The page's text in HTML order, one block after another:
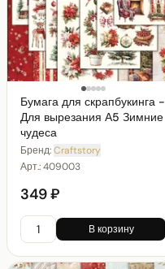
Бумага для скрапбукинга -
Для вырезания А5 Зимние
чудеса
Бренд:Craftstory
Арт.:409003
349 ₽
В корзину